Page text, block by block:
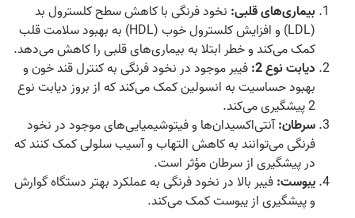
بیماری‌های قلبی: نخود فرنگی با کاهش سطح کلسترول بد
(LDL) و افزایش کلسترول خوب (HDL) به بهبود سلامت قلب
کمک می‌کند و خطر ابتلا به بیماری‌های قلبی را کاهش می‌دهد.
دیابت نوع 2:
فیبر موجود در نخود فرنگی به کنترل قند خون و
بهبود حساسیت به انسولین کمک می‌کند که از بروز دیابت نوع
2 پیشگیری می‌کند.
سرطان:آنتی‌اکسیدان‌ها و فیتوشیمیایی‌های موجود در نخود
فرنگی می‌توانند به کاهش التهاب و آسیب سلولی کمک کنند که
در پیشگیری از سرطان مؤثر است.
یبوست:فیبر بالا در نخود فرنگی به عملکرد بهتر دستگاه گوارش
و پیشگیری از یبوست کمک می‌کند.